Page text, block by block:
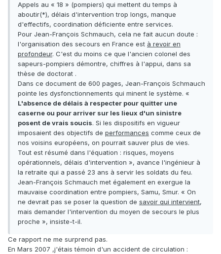
Appels au « 18 » (pompiers) qui mettent du temps à
aboutir(*), délais d'intervention trop longs, manque
d'effectifs, coordination déficiente entre services.
Pour Jean-François Schmauch, cela ne fait aucun doute :
l'organisation des secours en France est à revoir en
profondeur. C'est du moins ce que l'ancien colonel des
sapeurs-pompiers démontre, chiffres à l'appui, dans sa
thèse de doctorat .
Dans ce document de 600 pages, Jean-François Schmauch
pointe les dysfonctionnements qui minent le système. «
L'absence de délais à respecter pour quitter une
caserne ou pour arriver sur les lieux d'un sinistre
posent de vrais soucis. Si les dispositifs en vigueur
imposaient des objectifs de performances comme ceux de
nos voisins européens, on pourrait sauver plus de vies.
Tout est résumé dans l'équation : risques, moyens
opérationnels, délais d'intervention », avance l'ingénieur à
la retraite qui a passé 23 ans à servir les soldats du feu.
Jean-François Schmauch met également en exergue la
mauvaise coordination entre pompiers, Samu, Smur. « On
ne devrait pas se poser la question de savoir qui intervient,
mais demander l'intervention du moyen de secours le plus
proche », insiste-t-il.
Ce rapport ne me surprend pas.
En Mars 2007 ,j'étais témoin d'un accident de circulation :